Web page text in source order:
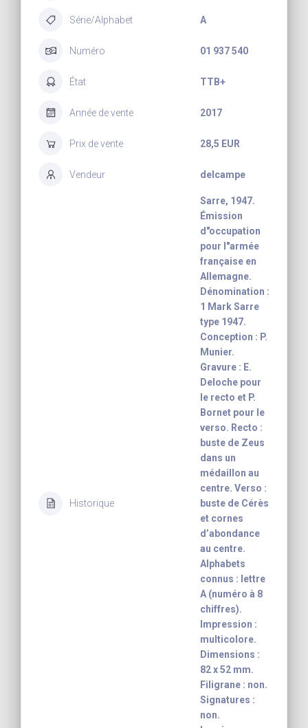
Série/Alphabet A
Numéro 01 937 540
État TTB+
Année de vente 2017
Prix de vente 28,5 EUR
Vendeur delcampe
Historique
Sarre, 1947.
Émission
d"occupation
pour l"armée
française en
Allemagne.
Dénomination :
1 Mark Sarre
type 1947.
Conception : P.
Munier.
Gravure : E.
Deloche pour
le recto et P.
Bornet pour le
verso. Recto :
buste de Zeus
dans un
médaillon au
centre. Verso :
buste de Cérès
et cornes
d’abondance
au centre.
Alphabets
connus : lettre
A (numéro à 8
chiffres).
Impression :
multicolore.
Dimensions :
82 x 52 mm.
Filigrane : non.
Signatures :
non.